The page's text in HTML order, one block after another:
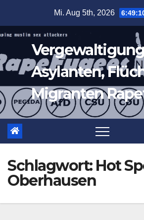
springen
Mi. Aug 5th, 2026
Asylanten,
Migranten
Schlagwort: Hot
Oberhausen